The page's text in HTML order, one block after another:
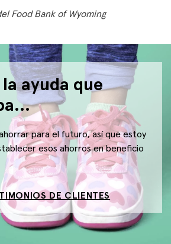
Food Bank of Wyoming
ayuda que
para el futuro, así que estoy
esos ahorros en beneficio
DE CLIENTES